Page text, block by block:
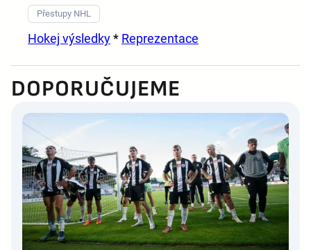
Přestupy NHL
Hokej výsledky* Reprezentace
DOPORUČUJEME